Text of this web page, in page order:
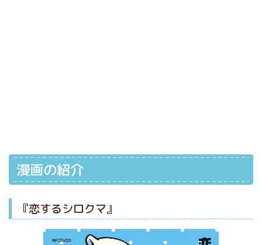
漫画の紹介
『恋するシロクマ』